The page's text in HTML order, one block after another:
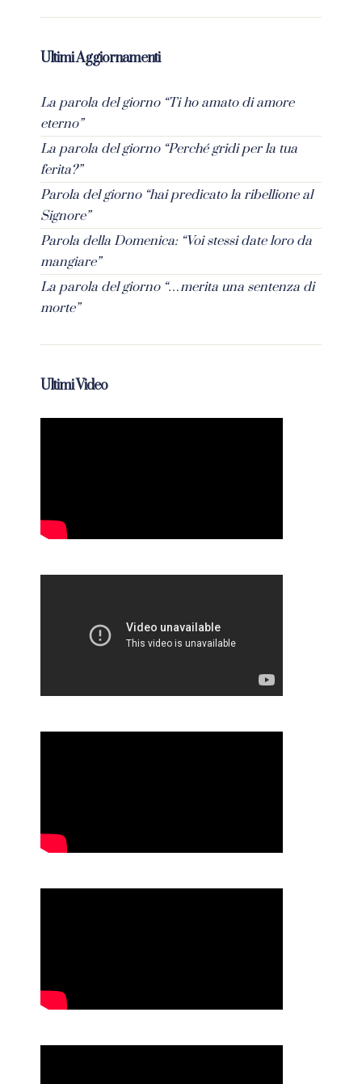
Ultimi Aggiornamenti
La parola del giorno “Ti ho amato di amore
eterno”
La parola del giorno “Perché gridi per la tua
ferita?”
Parola del giorno “hai predicato la ribellione al
Signore”
Parola della Domenica: “Voi stessi date loro da
mangiare”
La parola del giorno “…merita una sentenza di
morte”
Ultimi Video